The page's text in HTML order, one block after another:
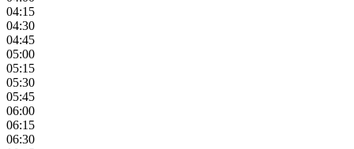
04:15
04:30
04:45
05:00
05:15
05:30
05:45
06:00
06:15
06:30